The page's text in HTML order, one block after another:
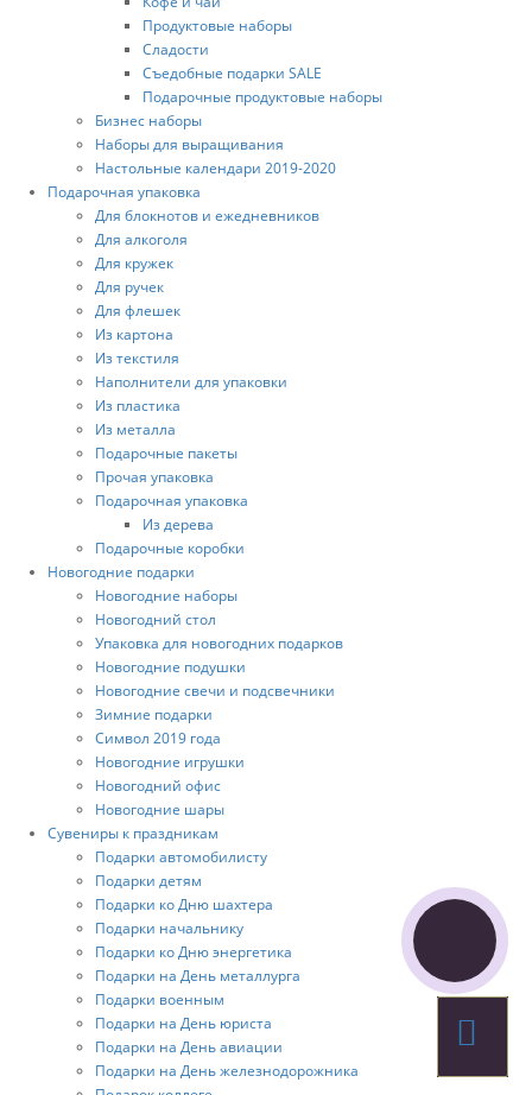
Продуктовые наборы
Сладости
Съедобные подарки SALE
Подарочные продуктовые наборы
Бизнес наборы
Наборы для выращивания
Настольные календари 2019-2020
Подарочная упаковка
Для блокнотов и ежедневников
Для алкоголя
Для кружек
Для ручек
Для флешек
Из картона
Из текстиля
Наполнители для упаковки
Из пластика
Из металла
Подарочные пакеты
Прочая упаковка
Подарочная упаковка
Из дерева
Подарочные коробки
Новогодние подарки
Новогодние наборы
Новогодний стол
Упаковка для новогодних подарков
Новогодние подушки
Новогодние свечи и подсвечники
Зимние подарки
Символ 2019 года
Новогодние игрушки
Новогодний офис
Новогодние шары
Сувениры к праздникам
Подарки автомобилисту
Подарки детям
Подарки ко Дню шахтера
Подарки начальнику
Подарки ко Дню энергетика
Подарки на День металлурга
Подарки военным
Подарки на День юриста
Подарки на День авиации
Подарки на День железнодорожника